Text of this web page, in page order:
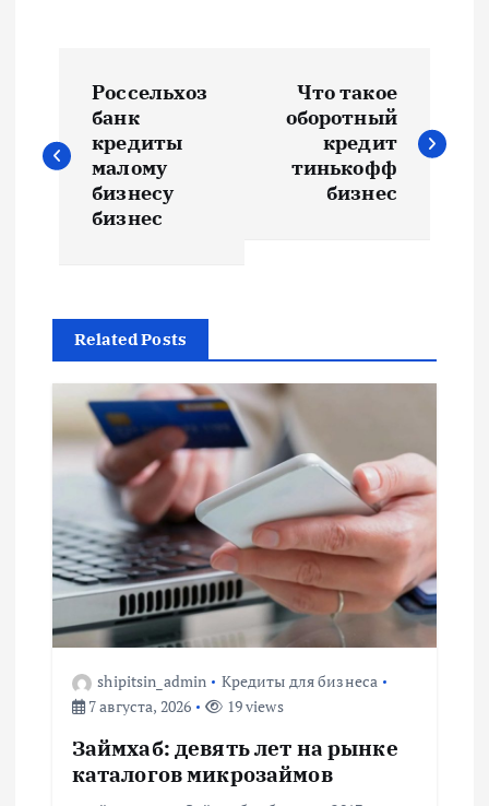
а
в
ц
и
я
п
о
з
Россельхоз
банк
кредиты
малому
бизнесу
бизнес
Что такое
оборотный
кредит
тинькофф
бизнес
Related Posts
shipitsin_admin
Кредиты для бизнеса
7 августа, 2026
19 views
Займхаб: девять лет на рынке
каталогов микрозаймов